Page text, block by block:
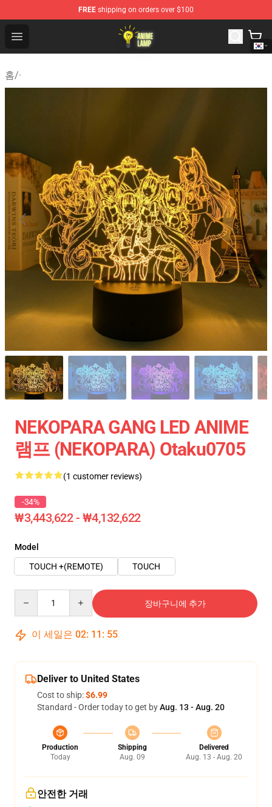
FREE shipping on orders over $100
Open menu
Anime Lamp Shop - The Best Store of Anime Lamp
홈/·
NEKOPARA GANG LED ANIME
램프 (NEKOPARA) Otaku0705
(1 customer reviews)
-34%
₩3,443,622 - ₩4,132,622
Model
TOUCH +(REMOTE)
TOUCH
장바구니에 추가
이 세일은 02: 11 : 55
Deliver to United States
Cost to ship:$6.99
Standard - Order today to get byAug. 13 - Aug. 20
Production
Today
Shipping
Aug. 09
Delivered
Aug. 13 - Aug. 20
안전한 거래